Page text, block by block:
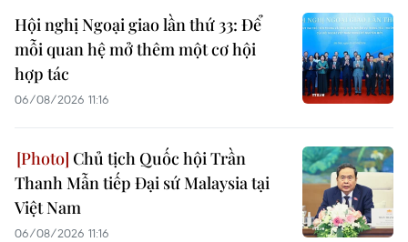
Hội nghị Ngoại giao lần thứ 33: Để
mỗi quan hệ mở thêm một cơ hội
hợp tác
06/08/2026 11:16
Chủ tịch Quốc hội Trần
Thanh Mẫn tiếp Đại sứ Malaysia tại
Việt Nam
06/08/2026 11:16